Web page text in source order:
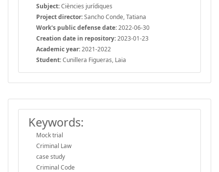
Subject:Ciències jurídiques
Project director:Sancho Conde, Tatiana
Work's public defense date:2022-06-30
Creation date in repository:2023-01-23
Academic year:2021-2022
Student:Cunillera Figueras, Laia
Keywords:
Mock trial
Criminal Law
case study
Criminal Code